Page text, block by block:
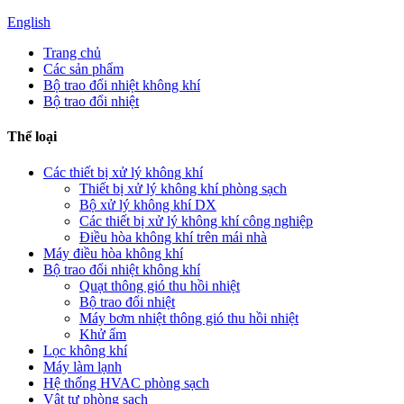
English
Trang chủ
Các sản phẩm
Bộ trao đổi nhiệt không khí
Bộ trao đổi nhiệt
Thể loại
Các thiết bị xử lý không khí
Thiết bị xử lý không khí phòng sạch
Bộ xử lý không khí DX
Các thiết bị xử lý không khí công nghiệp
Điều hòa không khí trên mái nhà
Máy điều hòa không khí
Bộ trao đổi nhiệt không khí
Quạt thông gió thu hồi nhiệt
Bộ trao đổi nhiệt
Máy bơm nhiệt thông gió thu hồi nhiệt
Khử ẩm
Lọc không khí
Máy làm lạnh
Hệ thống HVAC phòng sạch
Vật tư phòng sạch